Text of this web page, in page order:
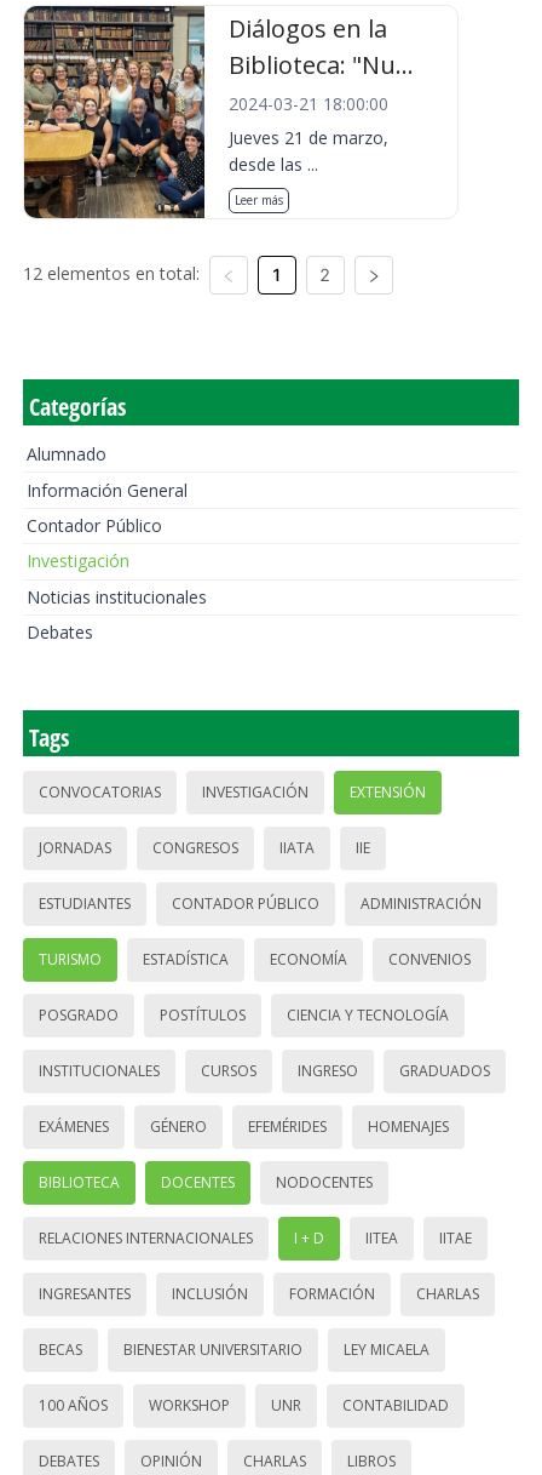
Diálogos en la
Biblioteca: "Nu...
2024-03-21 18:00:00
Jueves 21 de marzo,
desde las ...
Leer más
12 elementos en total: 1 2
Categorías
Alumnado
Información General
Contador Público
Investigación
Noticias institucionales
Debates
Tags
CONVOCATORIAS INVESTIGACIÓN EXTENSIÓN
JORNADAS CONGRESOS IIATA IIE
ESTUDIANTES CONTADOR PÚBLICO ADMINISTRACIÓN
TURISMO ESTADÍSTICA ECONOMÍA CONVENIOS
POSGRADO POSTÍTULOS CIENCIA Y TECNOLOGÍA
INSTITUCIONALES CURSOS INGRESO GRADUADOS
EXÁMENES GÉNERO EFEMÉRIDES HOMENAJES
BIBLIOTECA DOCENTES NODOCENTES
RELACIONES INTERNACIONALES I + D IITEA IITAE
INGRESANTES INCLUSIÓN FORMACIÓN CHARLAS
BECAS BIENESTAR UNIVERSITARIO LEY MICAELA
100 AÑOS WORKSHOP UNR CONTABILIDAD
DEBATES OPINIÓN CHARLAS LIBROS